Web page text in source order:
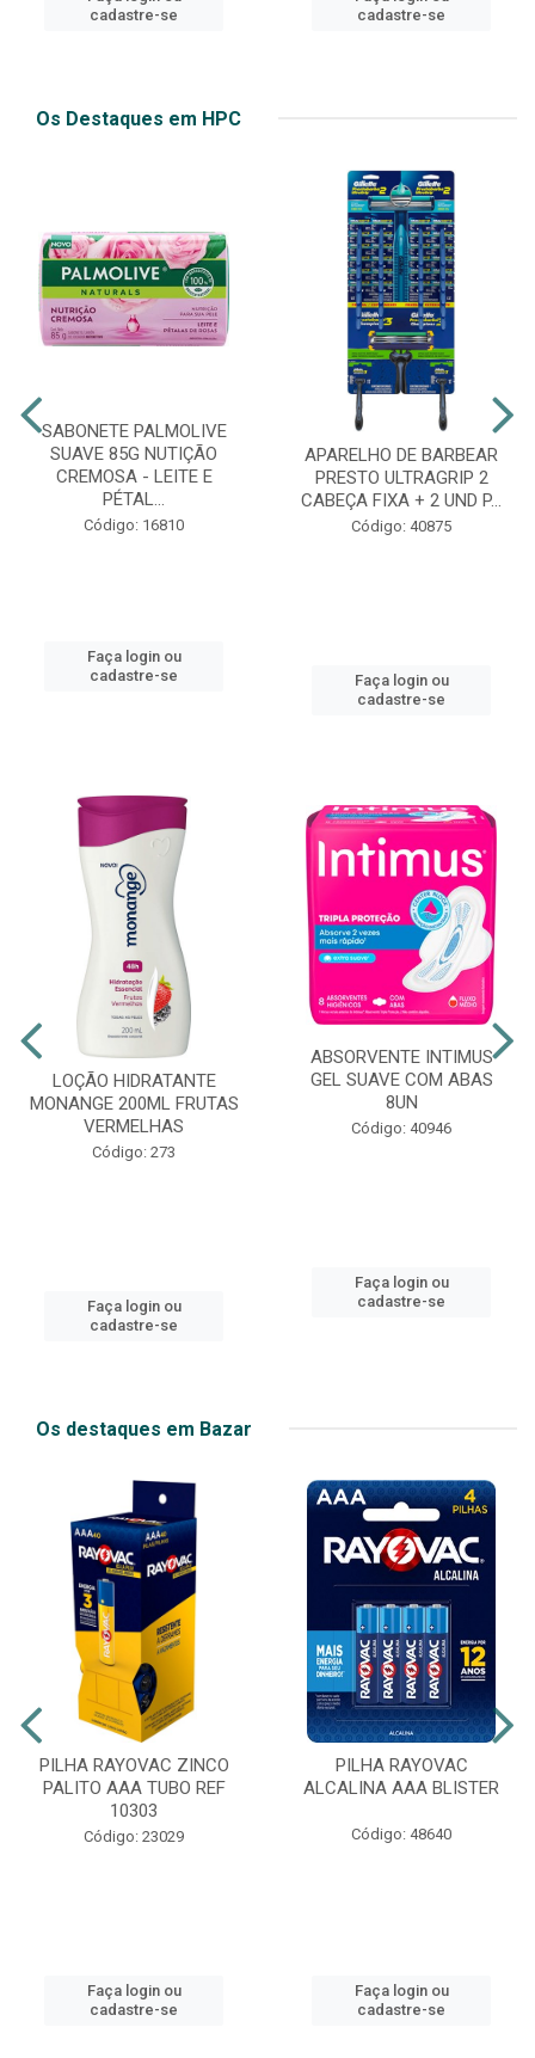
cadastre-se
cadastre-se
Os Destaques em HPC
SABONETE PALMOLIVE
SUAVE 85G NUTIÇÃO
CREMOSA - LEITE E
PÉTAL...
Código: 16810
Faça login ou
cadastre-se
APARELHO DE BARBEAR
PRESTO ULTRAGRIP 2
CABEÇA FIXA + 2 UND P...
Código: 40875
Faça login ou
cadastre-se
LOÇÃO HIDRATANTE
MONANGE 200ML FRUTAS
VERMELHAS
Código: 273
Faça login ou
cadastre-se
ABSORVENTE INTIMUS
GEL SUAVE COM ABAS
8UN
Código: 40946
Faça login ou
cadastre-se
Os destaques em Bazar
PILHA RAYOVAC ZINCO
PALITO AAA TUBO REF
10303
Código: 23029
Faça login ou
cadastre-se
PILHA RAYOVAC
ALCALINA AAA BLISTER
Código: 48640
Faça login ou
cadastre-se